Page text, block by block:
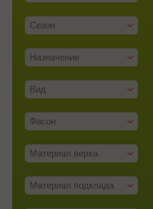
Сезон
Назначение
Вид
Фасон
Материал верха
Материал подклада